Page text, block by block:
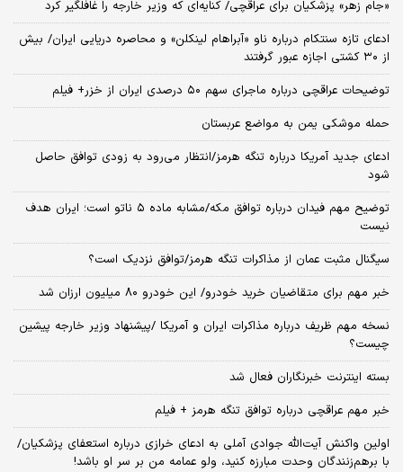
«جام زهر» پزشکیان برای عراقچی/ کنایه‌ای که وزیر خارجه را غافلگیر کرد
ادعای تازه سنتکام درباره ناو «آبراهام لینکلن» و محاصره دریایی ایران/ بیش
از ۳۰ کشتی اجازه عبور گرفتند
توضیحات عراقچی درباره ماجرای سهم ۵۰ درصدی ایران از خزر+ فیلم
حمله موشکی یمن به مواضع عربستان
ادعای جدید آمریکا درباره تنگه هرمز/انتظار می‌رود به زودی توافق حاصل
شود
توضیح مهم فیدان درباره توافق مکه/مشابه ماده ۵ ناتو است؛ ایران هدف
نیست
سیگنال‌ مثبت عمان از مذاکرات تنگه هرمز/توافق نزدیک است؟
خبر مهم برای متقاضیان خرید خودرو/ این خودرو ۸۰ میلیون ارزان شد
نسخه‌ مهم ظریف درباره مذاکرات ایران و آمریکا /پیشنهاد وزیر خارجه پیشین
چیست؟
بسته اینترنت خبرنگاران فعال شد
خبر مهم عراقچی درباره توافق تنگه هرمز + فیلم
اولین واکنش آیت‌الله جوادی آملی به ادعای خرازی درباره استعفای پزشکیان/
با برهم‌زنندگان وحدت مبارزه کنید، ولو عمامه من بر سر او باشد!